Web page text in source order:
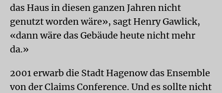
das Haus in diesen ganzen Jahren nicht
genutzt worden wäre», sagt Henry Gawlick,
«dann wäre das Gebäude heute nicht mehr
da.»
2001 erwarb die Stadt Hagenow das Ensemble
von der Claims Conference. Und es sollte nicht